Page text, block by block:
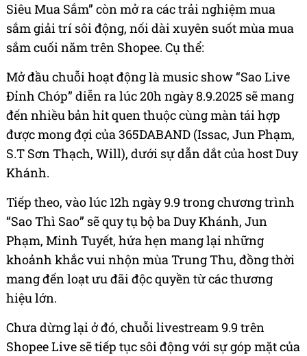
Siêu Mua Sắm” còn mở ra các trải nghiệm mua
sắm giải trí sôi động, nối dài xuyên suốt mùa mua
sắm cuối năm trên Shopee. Cụ thể:
Mở đầu chuỗi hoạt động là music show “Sao Live
Đỉnh Chóp” diễn ra lúc 20h ngày 8.9.2025 sẽ mang
đến nhiều bản hit quen thuộc cùng màn tái hợp
được mong đợi của 365DABAND (Issac, Jun Phạm,
S.T Sơn Thạch, Will), dưới sự dẫn dắt của host Duy
Khánh.
Tiếp theo, vào lúc 12h ngày 9.9 trong chương trình
“Sao Thì Sao” sẽ quy tụ bộ ba Duy Khánh, Jun
Phạm, Minh Tuyết, hứa hẹn mang lại những
khoảnh khắc vui nhộn mùa Trung Thu, đồng thời
mang đến loạt ưu đãi độc quyền từ các thương
hiệu lớn.
Chưa dừng lại ở đó, chuỗi livestream 9.9 trên
Shopee Live sẽ tiếp tục sôi động với sự góp mặt của